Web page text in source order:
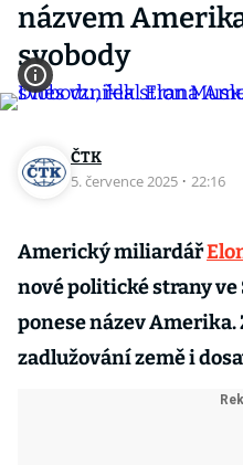
názvem
svobody
ČTK
5. července 2025 · 22:16
Americký miliardář
nové politické strany ve
ponese název
zadlužování země i